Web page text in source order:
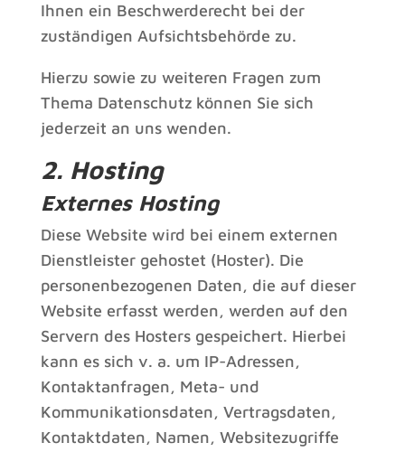
Ihnen ein Beschwerderecht bei der
zuständigen Aufsichtsbehörde zu.
Hierzu sowie zu weiteren Fragen zum
Thema Datenschutz können Sie sich
jederzeit an uns wenden.
2. Hosting
Externes Hosting
Diese Website wird bei einem externen
Dienstleister gehostet (Hoster). Die
personenbezogenen Daten, die auf dieser
Website erfasst werden, werden auf den
Servern des Hosters gespeichert. Hierbei
kann es sich v. a. um IP-Adressen,
Kontaktanfragen, Meta- und
Kommunikationsdaten, Vertragsdaten,
Kontaktdaten, Namen, Websitezugriffe